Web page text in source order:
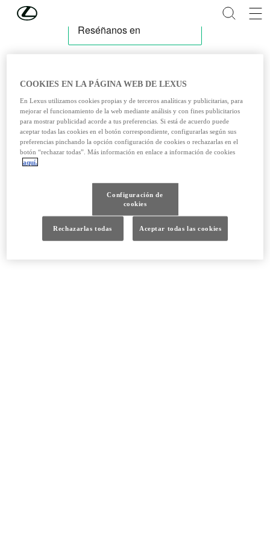
Skip to Main Content
COOKIES EN LA PÁGINA WEB DE LEXUS
En Lexus utilizamos cookies propias y de terceros analíticas y publicitarias, para
mejorar el funcionamiento de la web mediante análisis y con fines publicitarios
para mostrar publicidad acorde a tus preferencias. Si está de acuerdo puede
aceptar todas las cookies en el botón correspondiente, configurarlas según sus
preferencias pinchando la opción configuración de cookies o rechazarlas en el
botón “rechazar todas”. Más información en enlace a información de cookies
aquí.
Configuración de
cookies
Rechazarlas todas Aceptar todas las cookies